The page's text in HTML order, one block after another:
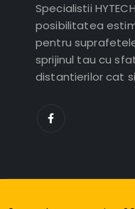
Specialistii
posibilitatea
pentru
sprijinul tau cu
distantierilor cat